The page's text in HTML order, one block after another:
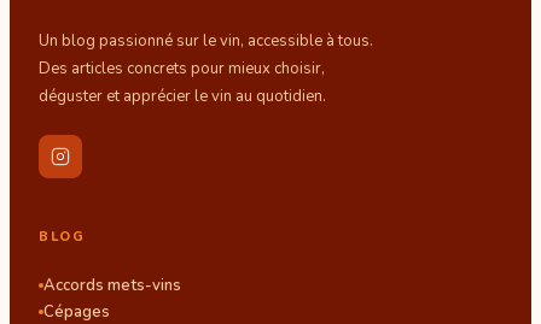
Un blog passionné sur le vin, accessible à tous.
Des articles concrets pour mieux choisir,
déguster et apprécier le vin au quotidien.
BLOG
Accords mets-vins
Cépages